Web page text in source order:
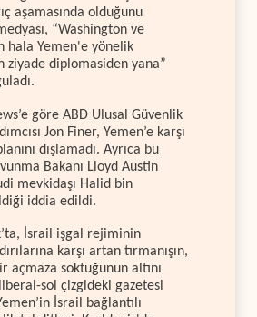
aşamasında olduğunu
“Washington ve
hala Yemen'e yönelik
ziyade diplomasiden yana”
göre ABD Ulusal Güvenlik
Jon Finer, Yemen’e karşı
dışlamadı. Ayrıca bu
Bakanı Lloyd Austin
mevkidaşı Halid bin
iddia edildi.
İsrail işgal rejiminin
karşı artan tırmanışın,
açmaza soktuğunun altını
sol çizgideki gazetesi
İsrail bağlantılı